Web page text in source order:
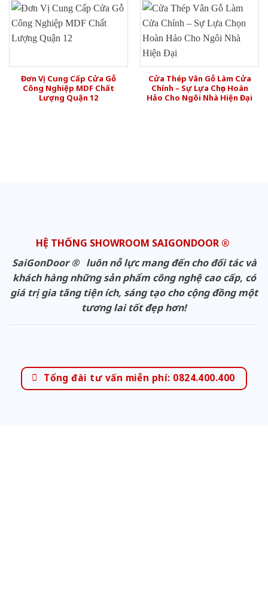
Đơn Vị Cung Cấp Cửa Gỗ
Công Nghiệp MDF Chất
Lượng Quận 12
Cửa Thép Vân Gỗ Làm Cửa
Chính – Sự Lựa Chọn Hoàn
Hảo Cho Ngôi Nhà Hiện Đại
HỆ THỐNG SHOWROOM SAIGONDOOR ®
SaiGonDoor ® luôn nỗ lực mang đến cho đối tác và
khách hàng những sản phẩm công nghệ cao cấp, có
giá trị gia tăng tiện ích, sáng tạo cho cộng đồng một
tương lai tốt đẹp hơn!
Tổng đài tư vấn miễn phí: 0824.400.400